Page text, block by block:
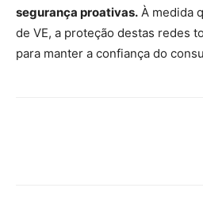
segurança proativas. À medida
de VE, a proteção destas redes
para manter a confiança do